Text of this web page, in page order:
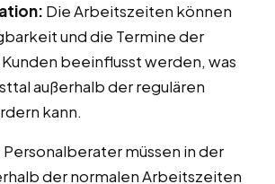
Die Arbeitszeiten können
und die Termine der
beeinflusst werden, was
außerhalb der regulären
kann.
Personalberater müssen in der
der normalen Arbeitszeiten